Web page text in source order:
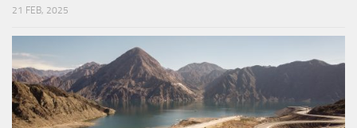
21 FEB, 2025